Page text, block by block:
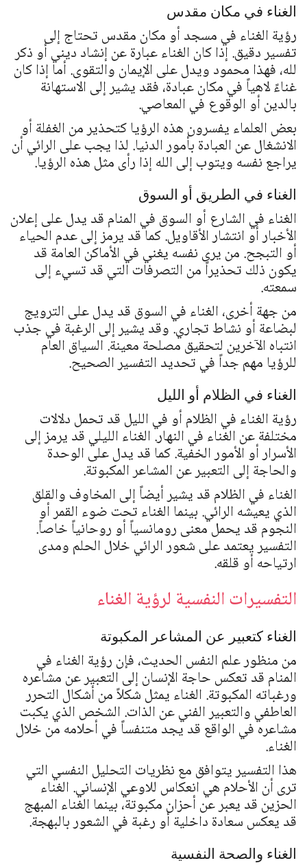
الغناء في مكان مقدس
رؤية الغناء في مسجد أو مكان مقدس تحتاج إلى
تفسير دقيق. إذا كان الغناء عبارة عن إنشاد ديني أو ذكر
لله، فهذا محمود ويدل على الإيمان والتقوى. أما إذا كان
غناءً لاهياً في مكان عبادة، فقد يشير إلى الاستهانة
بالدين أو الوقوع في المعاصي.
بعض العلماء يفسرون هذه الرؤيا كتحذير من الغفلة أو
الانشغال عن العبادة بأمور الدنيا. لذا يجب على الرائي أن
يراجع نفسه ويتوب إلى الله إذا رأى مثل هذه الرؤيا.
الغناء في الطريق أو السوق
الغناء في الشارع أو السوق في المنام قد يدل على إعلان
الأخبار أو انتشار الأقاويل. كما قد يرمز إلى عدم الحياء
أو التبجح. من يرى نفسه يغني في الأماكن العامة قد
يكون ذلك تحذيراً من التصرفات التي قد تسيء إلى
سمعته.
من جهة أخرى، الغناء في السوق قد يدل على الترويج
لبضاعة أو نشاط تجاري. وقد يشير إلى الرغبة في جذب
انتباه الآخرين لتحقيق مصلحة معينة. السياق العام
للرؤيا مهم جداً في تحديد التفسير الصحيح.
الغناء في الظلام أو الليل
رؤية الغناء في الظلام أو في الليل قد تحمل دلالات
مختلفة عن الغناء في النهار. الغناء الليلي قد يرمز إلى
الأسرار أو الأمور الخفية. كما قد يدل على الوحدة
والحاجة إلى التعبير عن المشاعر المكبوتة.
الغناء في الظلام قد يشير أيضاً إلى المخاوف والقلق
الذي يعيشه الرائي. بينما الغناء تحت ضوء القمر أو
النجوم قد يحمل معنى رومانسياً أو روحانياً خاصاً.
التفسير يعتمد على شعور الرائي خلال الحلم ومدى
ارتياحه أو قلقه.
التفسيرات النفسية لرؤية الغناء
الغناء كتعبير عن المشاعر المكبوتة
من منظور علم النفس الحديث، فإن رؤية الغناء في
المنام قد تعكس حاجة الإنسان إلى التعبير عن مشاعره
ورغباته المكبوتة. الغناء يمثل شكلاً من أشكال التحرر
العاطفي والتعبير الفني عن الذات. الشخص الذي يكبت
مشاعره في الواقع قد يجد متنفساً في أحلامه من خلال
الغناء.
هذا التفسير يتوافق مع نظريات التحليل النفسي التي
ترى أن الأحلام هي انعكاس للاوعي الإنساني. الغناء
الحزين قد يعبر عن أحزان مكبوتة، بينما الغناء المبهج
قد يعكس سعادة داخلية أو رغبة في الشعور بالبهجة.
الغناء والصحة النفسية